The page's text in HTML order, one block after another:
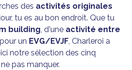
des activités originales
tu es au bon endroit. Que tu
building, d'une activité entre
un EVG/EVJF, Charleroi a
notre sélection des cinq
pas manquer.